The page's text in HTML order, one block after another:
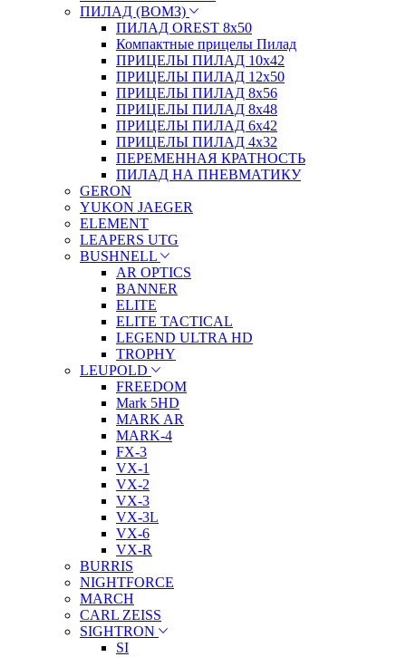
ПИЛАД (ВОМЗ)
ПИЛАД OREST 8х50
Компактные прицелы Пилад
ПРИЦЕЛЫ ПИЛАД 10х42
ПРИЦЕЛЫ ПИЛАД 12х50
ПРИЦЕЛЫ ПИЛАД 8х56
ПРИЦЕЛЫ ПИЛАД 8х48
ПРИЦЕЛЫ ПИЛАД 6х42
ПРИЦЕЛЫ ПИЛАД 4х32
ПЕРЕМЕННАЯ КРАТНОСТЬ
ПИЛАД НА ПНЕВМАТИКУ
GERON
YUKON JAEGER
ELEMENT
LEAPERS UTG
BUSHNELL
AR OPTICS
BANNER
ELITE
ELITE TACTICAL
LEGEND ULTRA HD
TROPHY
LEUPOLD
FREEDOM
Mark 5HD
MARK AR
MARK-4
FX-3
VX-1
VX-2
VX-3
VX-3L
VX-6
VX-R
BURRIS
NIGHTFORCE
MARCH
CARL ZEISS
SIGHTRON
SI